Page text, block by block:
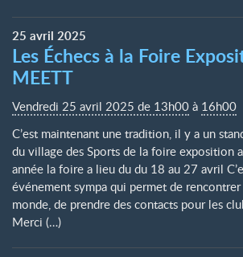
25 avril 2025
Les Échecs à la Foire
MEETT
Vendredi 25 avril 2025 de 13h00 à 16h00
C’est maintenant une tradition, il y a un
du village des Sports de la foire exposition
année la foire a lieu du du 18 au 27 avril
événement sympa qui permet de
monde, de prendre des contacts pour les
Merci (…)